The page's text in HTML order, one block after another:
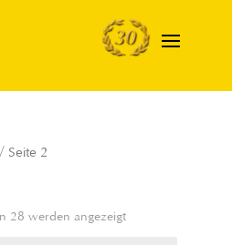
/ Seite 2
28 werden angezeigt